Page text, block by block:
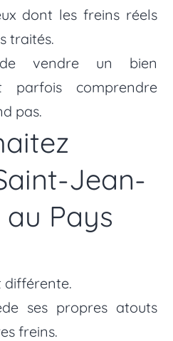
dont les freins réels
traités.
de vendre un bien
parfois comprendre
pas.
Jean-
Pays
différente.
ses propres atouts
freins.